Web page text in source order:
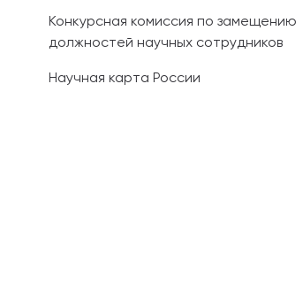
Конкурсная комиссия по замещению
должностей научных сотрудников
Научная карта России